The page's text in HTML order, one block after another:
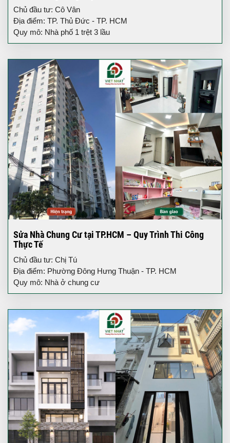
Chủ đầu tư: Cô Vân
Địa điểm: TP. Thủ Đức - TP. HCM
Quy mô: Nhà phố 1 trệt 3 lầu
Sửa Nhà Chung Cư tại TP.HCM – Quy Trình Thi Công
Thực Tế
Chủ đầu tư: Chị Tú
Địa điểm: Phường Đông Hưng Thuận - TP. HCM
Quy mô: Nhà ở chung cư